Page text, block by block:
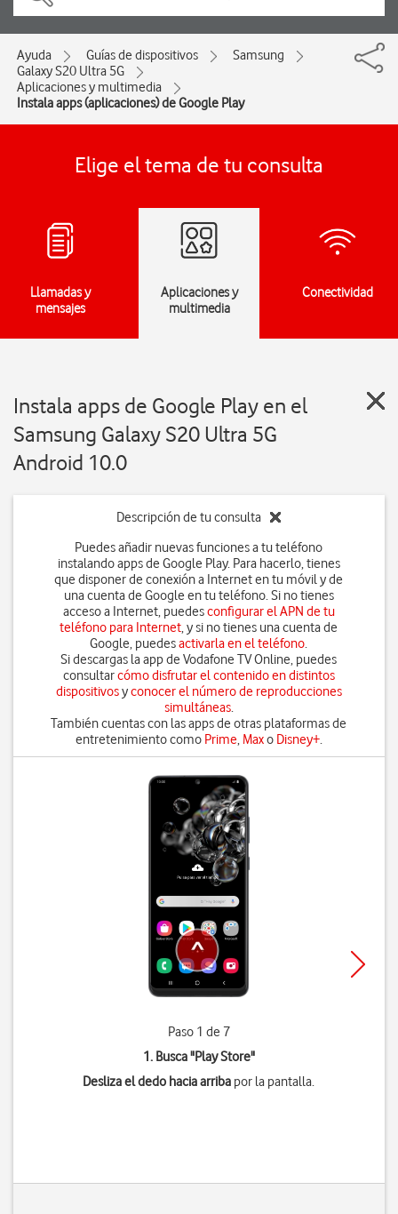
Ayuda Guías de dispositivos
Samsung
Galaxy S20 Ultra 5G
Aplicaciones y multimedia
Instala apps (aplicaciones) de Google Play
Elige el tema de tu consulta
Llamadas y
mensajes
Aplicaciones y
multimedia
Conectividad
Instala apps de Google Play en el
Samsung Galaxy S20 Ultra 5G
Android 10.0
Descripción de tu consulta
Puedes añadir nuevas funciones a tu teléfono
instalando apps de Google Play. Para hacerlo, tienes
que disponer de conexión a Internet en tu móvil y de
una cuenta de Google en tu teléfono. Si no tienes
acceso a Internet, puedesconfigurar el APN de tu
teléfono para Internet, y si no tienes una cuenta de
Google, puedesactivarla en el teléfono.
Si descargas la app de Vodafone TV Online, puedes
consultarcómo disfrutar el contenido en distintos
dispositivosyconocer el número de reproducciones
simultáneas.
También cuentas con las apps de otras plataformas de
entretenimiento como Prime, Maxo Disney+.
Paso 1 de 7
1. Busca "Play Store"
Desliza el dedo hacia arriba por la pantalla.